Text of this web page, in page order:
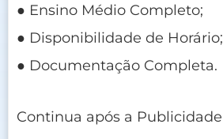
● Ensino Médio Completo;
● Disponibilidade de Horário;
● Documentação Completa.
Continua após a Publicidade